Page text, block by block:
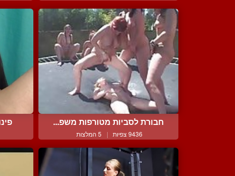
חבורת לסביות מטורפות משפ...
9436 צפיות | 5 המלצות